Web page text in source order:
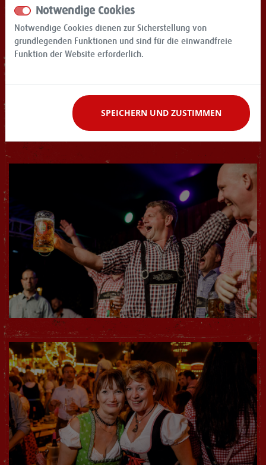
Notwendige Cookies
Notwendige Cookies dienen zur Sicherstellung von
grundlegenden Funktionen und sind für die einwandfreie
Funktion der Website erforderlich.
SPEICHERN UND ZUSTIMMEN